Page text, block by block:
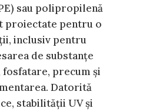
sau polipropilenă
proiectate pentru o
inclusiv pentru
de substanțe
fosfatare, precum și
Datorită
stabilității UV și